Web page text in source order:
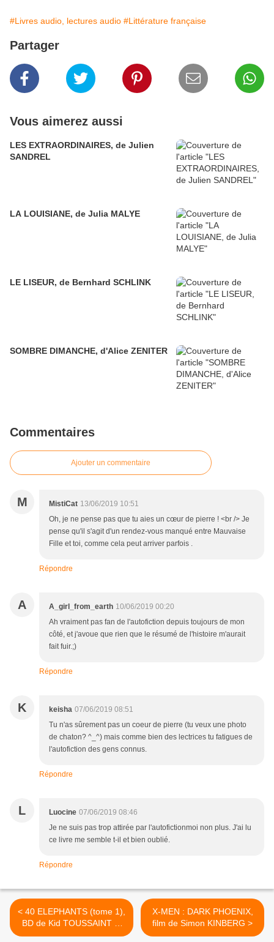
#Livres audio, lectures audio #Littérature française
Partager
Vous aimerez aussi
LES EXTRAORDINAIRES, de Julien
SANDREL
LA LOUISIANE, de Julia MALYE
LE LISEUR, de Bernhard SCHLINK
SOMBRE DIMANCHE, d'Alice ZENITER
Commentaires
Ajouter un commentaire
M MistiCat 13/06/2019 10:51
Oh, je ne pense pas que tu aies un cœur de pierre ! <br /> Je
pense qu'il s'agit d'un rendez-vous manqué entre Mauvaise
Fille et toi, comme cela peut arriver parfois .
Répondre
A A_girl_from_earth 10/06/2019 00:20
Ah vraiment pas fan de l'autofiction depuis toujours de mon
côté, et j'avoue que rien que le résumé de l'histoire m'aurait
fait fuir.;)
Répondre
K keisha 07/06/2019 08:51
Tu n'as sûrement pas un coeur de pierre (tu veux une photo
de chaton? ^_^) mais comme bien des lectrices tu fatigues de
l'autofiction des gens connus.
Répondre
L Luocine 07/06/2019 08:46
Je ne suis pas trop attirée par l'autofictionmoi non plus. J'ai lu
ce livre me semble t-il et bien oublié.
Répondre
< 40 ELEPHANTS (tome 1),
BD de Kid TOUSSAINT et
Virginie AUGUSTIN
X-MEN : DARK PHOENIX,
film de Simon KINBERG >